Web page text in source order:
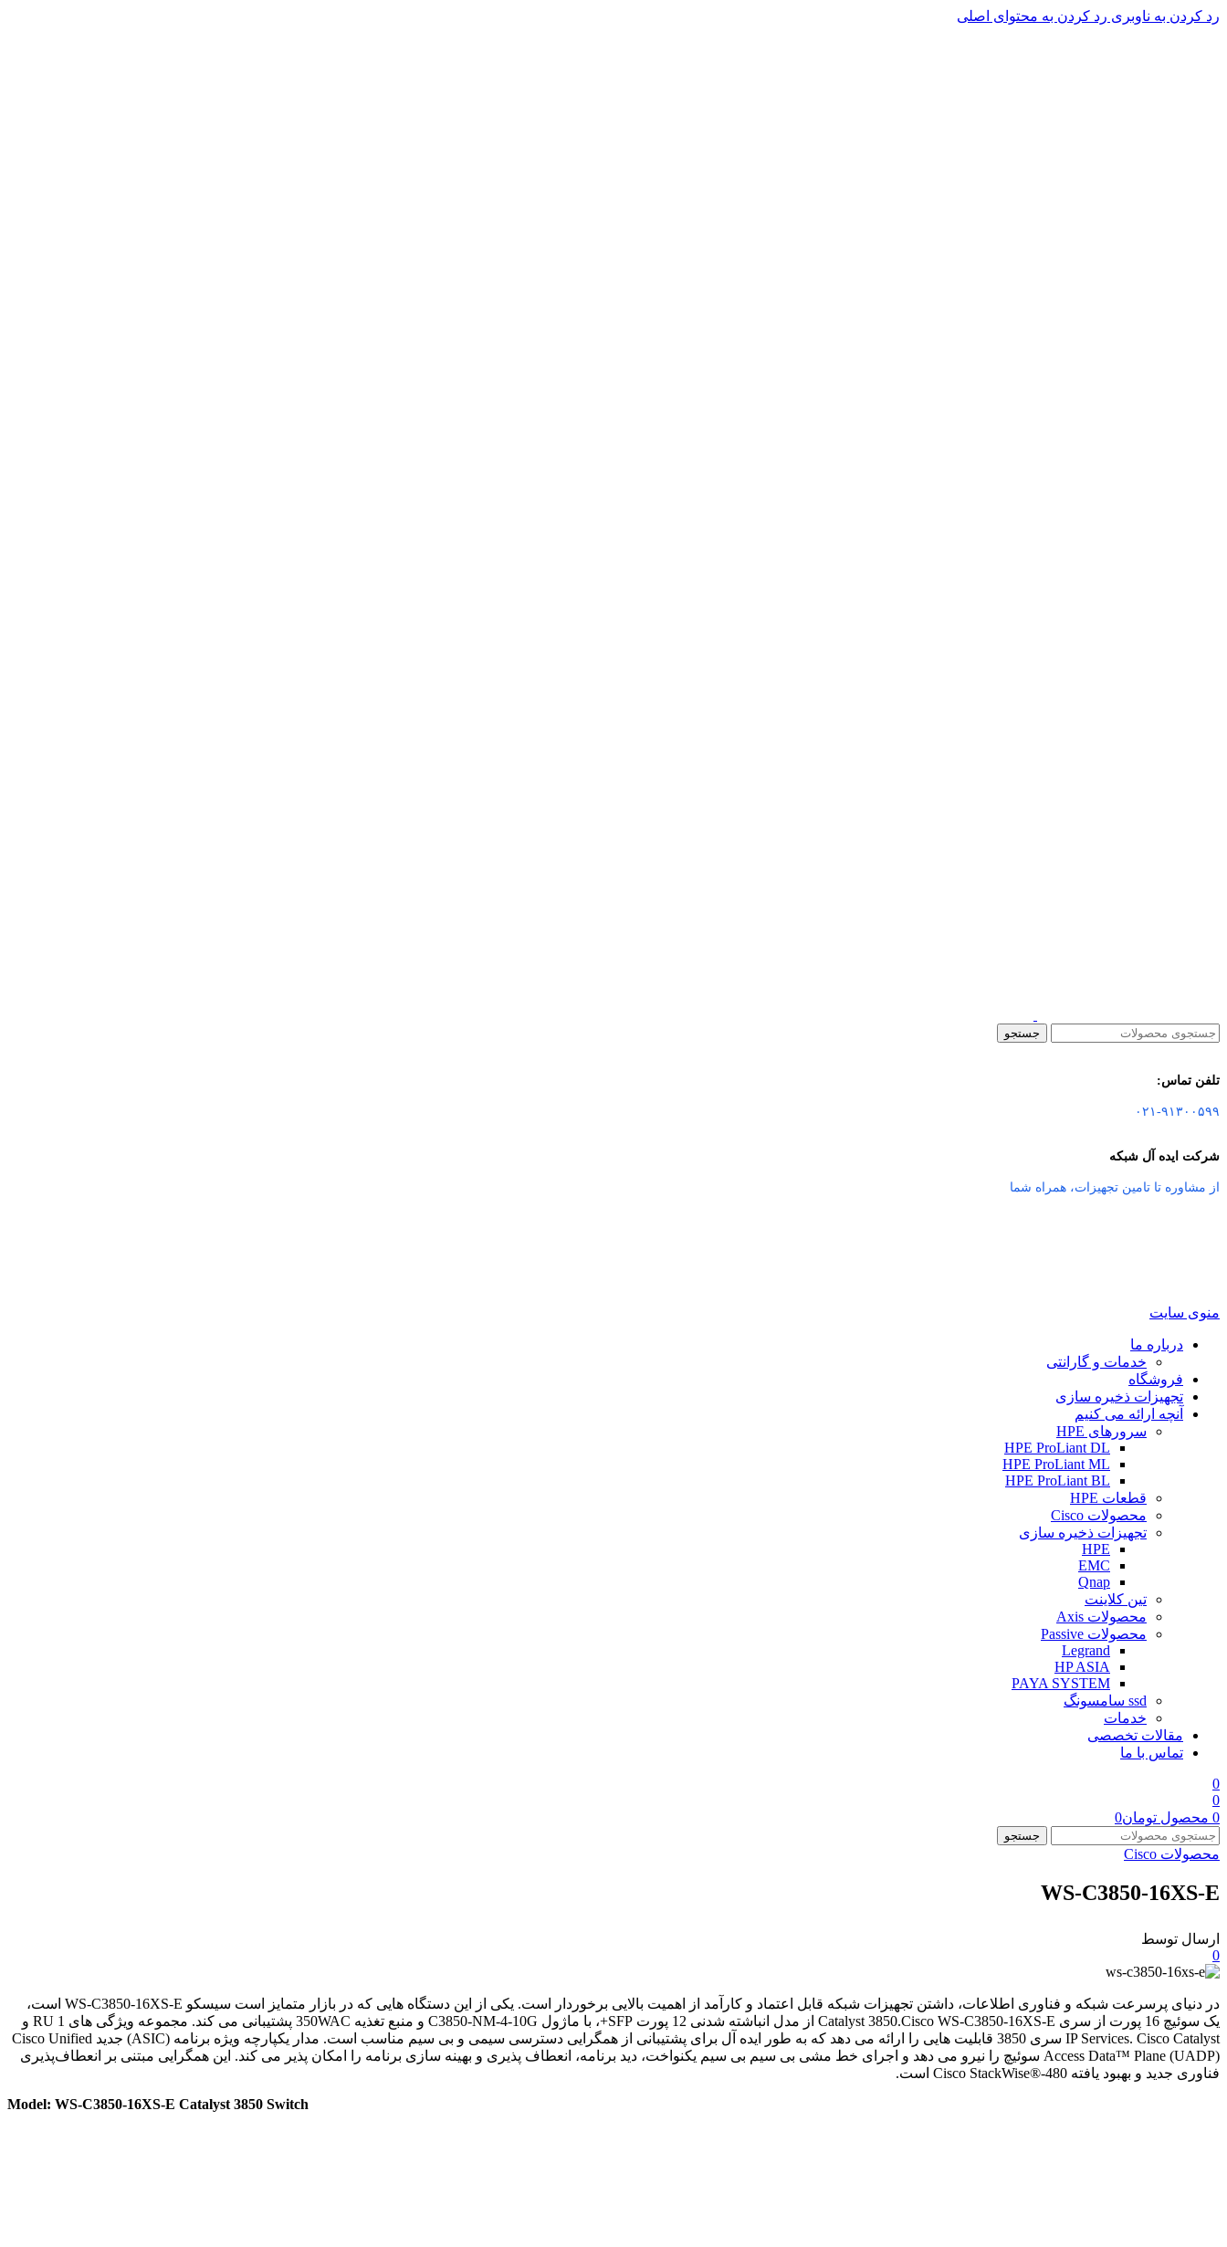
رد کردن به ناوبری رد کردن به محتوای اصلی
جستجو
تلفن تماس:
۰۲۱-۹۱۳۰۰۵۹۹
شرکت ایده آل شبکه
از مشاوره تا تامین تجهیزات، همراه شما
منوی سایت
درباره ما
خدمات و گارانتی
فروشگاه
تجهیزات ذخیره سازی
آنچه ارائه می کنیم
سرورهای HPE
HPE ProLiant DL
HPE ProLiant ML
HPE ProLiant BL
قطعات HPE
محصولات Cisco
تجهیزات ذخیره سازی
HPE
EMC
Qnap
تین کلاینت
محصولات Axis
محصولات Passive
Legrand
HP ASIA
PAYA SYSTEM
ssd سامسونگ
خدمات
مقالات تخصصی
تماس با ما
0
0
0 محصول تومان0
جستجو
محصولات Cisco
WS-C3850-16XS-E
ارسال توسط
0
در دنیای پرسرعت شبکه و فناوری اطلاعات، داشتن تجهیزات شبکه قابل اعتماد و کارآمد از اهمیت بالایی برخوردار است. یکی از این دستگاه هایی که در بازار متمایز است سیسکو WS-C3850-16XS-E است،
یک سوئیچ 16 پورت از سری Catalyst 3850.Cisco WS-C3850-16XS-E از مدل انباشته شدنی 12 پورت SFP+، با ماژول C3850-NM-4-10G و منبع تغذیه 350WAC پشتیبانی می کند. مجموعه ویژگی های 1 RU و
IP Services. Cisco Catalyst سری 3850 قابلیت هایی را ارائه می دهد که به طور ایده آل برای پشتیبانی از همگرایی دسترسی سیمی و بی سیم مناسب است. مدار یکپارچه ویژه برنامه (ASIC) جدید Cisco Unified
Access Data™ Plane (UADP) سوئیچ را نیرو می دهد و اجرای خط مشی بی سیم بی سیم یکنواخت، دید برنامه، انعطاف پذیری و بهینه سازی برنامه را امکان پذیر می کند. این همگرایی مبتنی بر انعطاف‌پذیری
فناوری جدید و بهبود یافته Cisco StackWise®-480 است.
Model: WS-C3850-16XS-E Catalyst 3850 Switch